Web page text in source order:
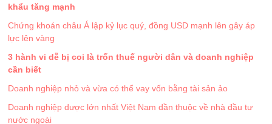
khẩu tăng mạnh
Chứng khoán châu Á lập kỷ lục quý, đồng USD mạnh lên gây áp
lực lên vàng
3 hành vi dễ bị coi là trốn thuế người dân và doanh nghiệp
cần biết
Doanh nghiệp nhỏ và vừa có thể vay vốn bằng tài sản ảo
Doanh nghiệp dược lớn nhất Việt Nam dần thuộc về nhà đầu tư
nước ngoài